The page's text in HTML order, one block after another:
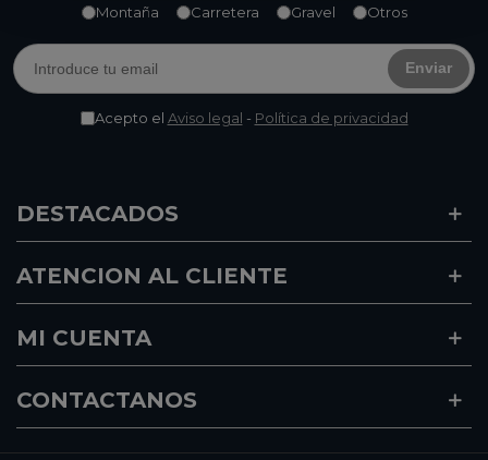
Montaña Carretera Gravel Otros
Enviar
Acepto el Aviso legal - Política de privacidad
DESTACADOS
ATENCION AL CLIENTE
MI CUENTA
CONTACTANOS